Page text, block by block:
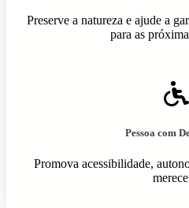
Preserve a natureza e ajude a
para as
Pessoa com
Promova acessibilidade,